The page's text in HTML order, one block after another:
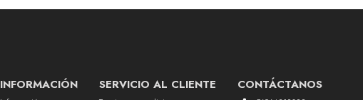
INFORMACIÓN SERVICIO AL CLIENTE CONTÁCTANOS